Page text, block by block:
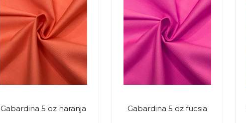
Gabardina 5 oz naranja Gabardina 5 oz fucsia